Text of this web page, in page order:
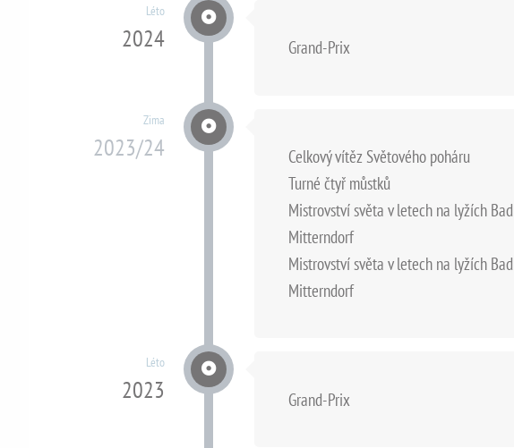
Léto
2024 Grand-Prix
Zima
2023/24 Celkový vítěz Světového poháru
Turné čtyř můstků
Mistrovství světa v letech na lyžích Bad
Mitterndorf
Mistrovství světa v letech na lyžích Bad
Mitterndorf
Léto
2023 Grand-Prix